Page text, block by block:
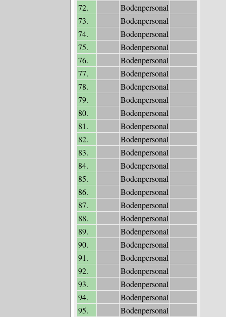
72.
Bodenpersonal
73.
Bodenpersonal
74.
Bodenpersonal
75.
Bodenpersonal
76.
Bodenpersonal
77.
Bodenpersonal
78.
Bodenpersonal
79.
Bodenpersonal
80.
Bodenpersonal
81.
Bodenpersonal
82.
Bodenpersonal
83.
Bodenpersonal
84.
Bodenpersonal
85.
Bodenpersonal
86.
Bodenpersonal
87.
Bodenpersonal
88.
Bodenpersonal
89.
Bodenpersonal
90.
Bodenpersonal
91.
Bodenpersonal
92.
Bodenpersonal
93.
Bodenpersonal
94.
Bodenpersonal
95.
Bodenpersonal